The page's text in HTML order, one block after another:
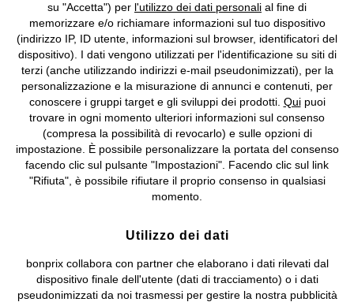
Informativa privacy e cookie Gestione dei cookie
Informazioni legali Diritto di recesso
©2026 bonprix.Tutti i diritti riservati.
bonprix S.r.l. con socio unico, sede legale: via Adua 33 - 13855
Valdengo (BI) C.F. 01510910027 - P.I. 01939830020, Reg. Imprese di
Biella n. 01510910027, R.E.A. BI - 171345, N. Reg. Pile:
IT09060P00000858, N. Reg. AEE: IT08020000002105 Capitale
Sociale: euro 1.000.000 i.v, Società soggetta all'attività di direzione
e coordinamento di bonprix Beteiligungs -Verwaltungsgesellschaft
mbH.
su "Accetta") per l'utilizzo dei dati personali al fine di
memorizzare e/o richiamare informazioni sul tuo dispositivo
(indirizzo IP, ID utente, informazioni sul browser, identificatori del
dispositivo). I dati vengono utilizzati per l'identificazione su siti di
terzi (anche utilizzando indirizzi e-mail pseudonimizzati), per la
personalizzazione e la misurazione di annunci e contenuti, per
conoscere i gruppi target e gli sviluppi dei prodotti. Quipuoi
trovare in ogni momento ulteriori informazioni sul consenso
(compresa la possibilità di revocarlo) e sulle opzioni di
impostazione. È possibile personalizzare la portata del consenso
facendo clic sul pulsante "Impostazioni". Facendo clic sul link
"Rifiuta", è possibile rifiutare il proprio consenso in qualsiasi
momento.
Utilizzo dei dati
bonprix collabora con partner che elaborano i dati rilevati dal
dispositivo finale dell'utente (dati di tracciamento) o i dati
pseudonimizzati da noi trasmessi per gestire la nostra pubblicità